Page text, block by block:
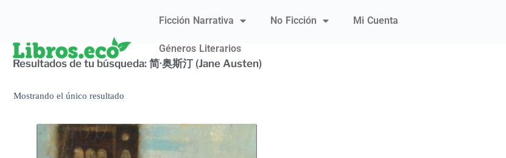
Ficción Narrativa No Ficción Mi Cuenta
Géneros Literarios
Resultados de tu búsqueda: 简·奥斯汀 (Jane Austen)
Mostrando el único resultado